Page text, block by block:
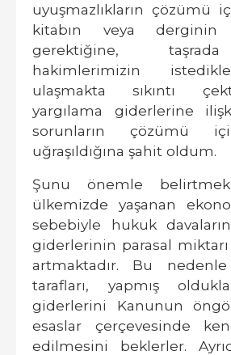
uyuşmazlıkların çözümü
kitabın veya derginin
gerektiğine,
hakimlerimizin
ulaşmakta sıkıntı
yargılama giderlerine
sorunların çözümü
uğraşıldığına şahit oldum.
Şunu önemle
ülkemizde yaşanan
sebebiyle hukuk
giderlerinin parasal
artmaktadır. Bu
tarafları, yapmış
giderlerini Kanunun
esaslar çerçevesinde
edilmesini beklerler.